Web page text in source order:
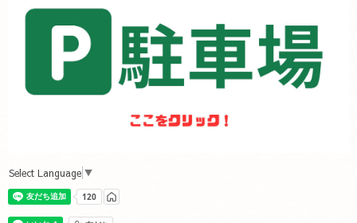
Select Language ▼